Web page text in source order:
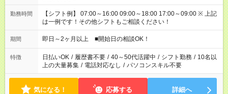
勤務時間
【シフト例】 07:00～16:00 09:00～18:00 17:00～09:00 ※ 上記
は一例です！その他シフトもご相談ください！
期間 即日～2ヶ月以上 ■開始日の相談OK！
特徴 日払いOK / 履歴書不要 / 40～50代活躍中 / シフト勤務 / 10名以
上の大量募集 / 電話対応なし / パソコンスキル不要
気になる！ 応募する 詳細へ